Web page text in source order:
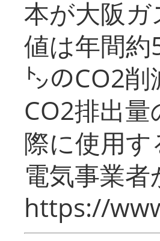
本が大阪
値は年間
㌧のCO2
CO2排出
際に使用
電気事業
https://